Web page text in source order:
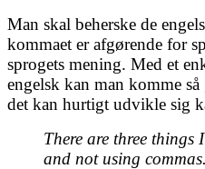
Man skal beherske de
kommaet er afgørende for
sprogets mening. Med et
engelsk kan man komme
det kan hurtigt udvikle sig
There are three
and not using commas.